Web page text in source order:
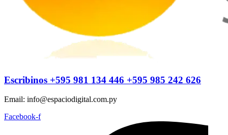
Escribinos +595 981 134 446 +595 985 242 626
Email: info@espaciodigital.com.py
Facebook-f